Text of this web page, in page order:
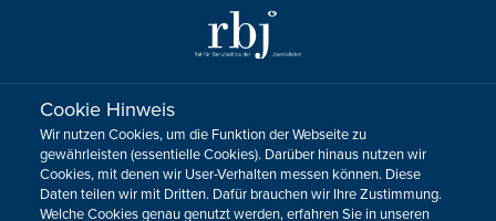
Sie haben noch Fragen oder Anmerkungen?
Impressum Datenschutz Kontakt
Barrierefreiheit
Cookie Hinweis
Wir nutzen Cookies, um die Funktion der Webseite zu
gewährleisten (essentielle Cookies). Darüber hinaus nutzen wir
Cookies, mit denen wir User-Verhalten messen können. Diese
Daten teilen wir mit Dritten. Dafür brauchen wir Ihre Zustimmung.
Welche Cookies genau genutzt werden, erfahren Sie in unseren